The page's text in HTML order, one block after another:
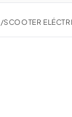
/SCOOTER